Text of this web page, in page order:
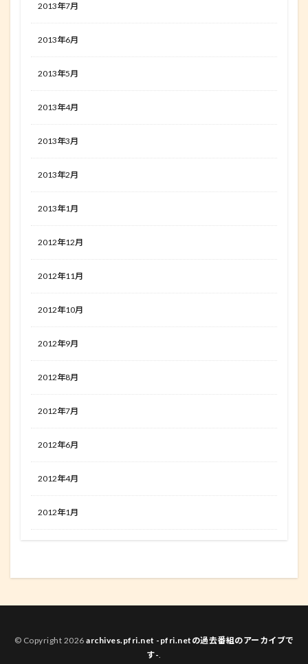
2013年7月
2013年6月
2013年5月
2013年4月
2013年3月
2013年2月
2013年1月
2012年12月
2012年11月
2012年10月
2012年9月
2012年8月
2012年7月
2012年6月
2012年4月
2012年1月
© Copyright 2026 archives.pfri.net -pfri.netの過去番組のアーカイブで
す-.